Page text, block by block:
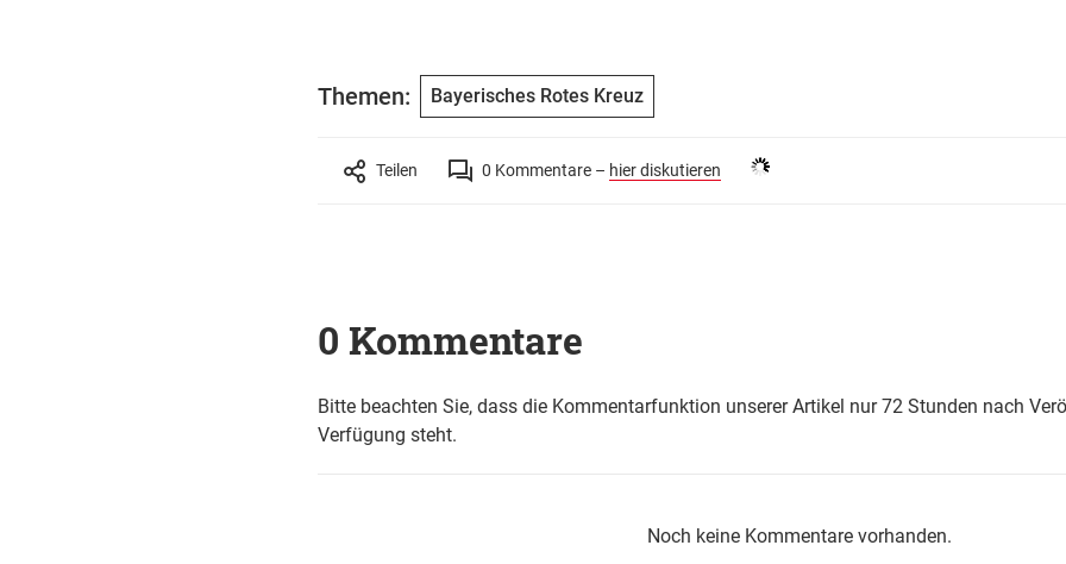
Themen: Bayerisches Rotes Kreuz
Teilen 0 Kommentare – hier diskutieren
0 Kommentare
Bitte beachten Sie, dass die Kommentarfunktion unserer Artikel nur 72 Stunden nach
Verfügung steht.
Noch keine Kommentare vorhanden.